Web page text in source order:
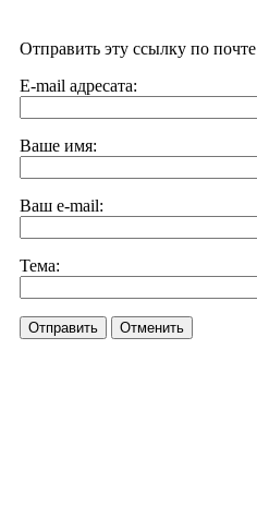
Отправить эту ссылку по почте
E-mail адресата:
Ваше имя:
Ваш e-mail:
Тема:
Отправить Отменить